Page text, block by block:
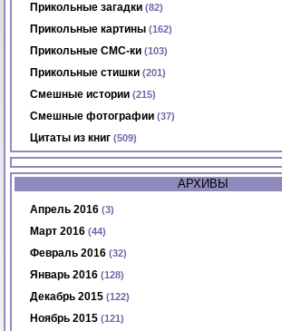
Прикольные загадки (82)
Прикольные картины (162)
Прикольные СМС-ки (103)
Прикольные стишки (201)
Смешные истории (215)
Смешные фотографии (37)
Цитаты из книг (509)
АРХИВЫ
Апрель 2016 (3)
Март 2016 (44)
Февраль 2016 (32)
Январь 2016 (128)
Декабрь 2015 (122)
Ноябрь 2015 (121)